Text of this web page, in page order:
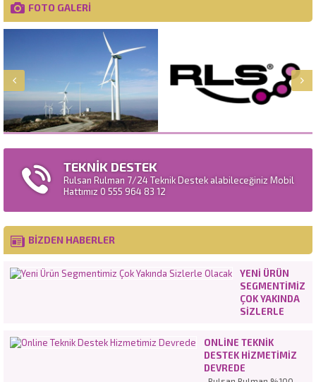
FOTO GALERİ
TEKNİK DESTEK
Rulsan Rulman 7/24 Teknik Destek alabileceğiniz Mobil
Hattımız 0 555 964 83 12
BİZDEN HABERLER
YENI ÜRÜN
SEGMENTIMIZ
ÇOK YAKINDA
SIZLERLE
ONLINE TEKNIK
DESTEK HIZMETIMIZ
DEVREDE